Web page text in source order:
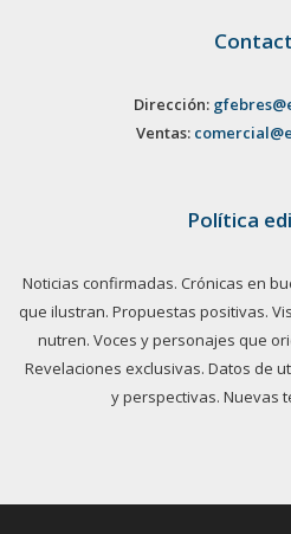
Dirección:
Ventas:
Política
Noticias confirmadas. Crónicas en
que ilustran. Propuestas positivas.
nutren. Voces y personajes que
Revelaciones exclusivas. Datos de
y perspectivas. Nuevas